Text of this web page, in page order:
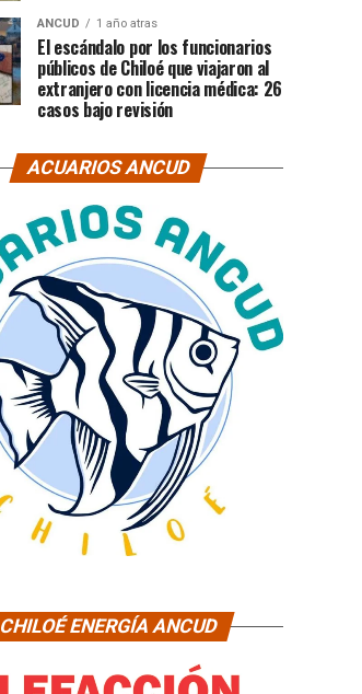
ANCUD 1 año atras
El escándalo por los funcionarios
públicos de Chiloé que viajaron al
extranjero con licencia médica: 26
casos bajo revisión
ACUARIOS ANCUD
CHILOÉ ENERGÍA ANCUD